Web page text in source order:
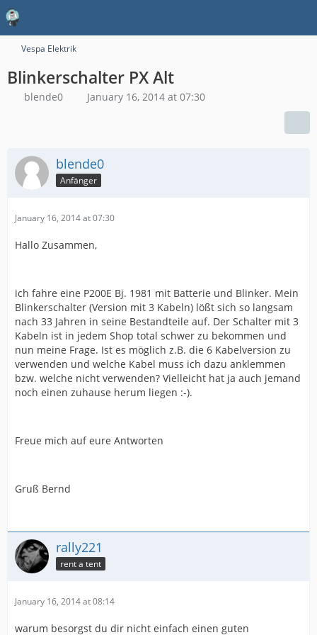
Vespa Elektrik
Blinkerschalter PX Alt
blende0 January 16, 2014 at 07:30
blende0
Anfänger
January 16, 2014 at 07:30
Hallo Zusammen,
ich fahre eine P200E Bj. 1981 mit Batterie und Blinker. Mein
Blinkerschalter (Version mit 3 Kabeln) lößt sich so langsam
nach 33 Jahren in seine Bestandteile auf. Der Schalter mit 3
Kabeln ist in jedem Shop total schwer zu bekommen und
nun meine Frage. Ist es möglich z.B. die 6 Kabelversion zu
verwenden und welche Kabel muss ich dazu anklemmen
bzw. welche nicht verwenden? Vielleicht hat ja auch jemand
noch einen zuhause herum liegen :-).
Freue mich auf eure Antworten
Gruß Bernd
rally221
rent a tent
January 16, 2014 at 08:14
warum besorgst du dir nicht einfach einen guten